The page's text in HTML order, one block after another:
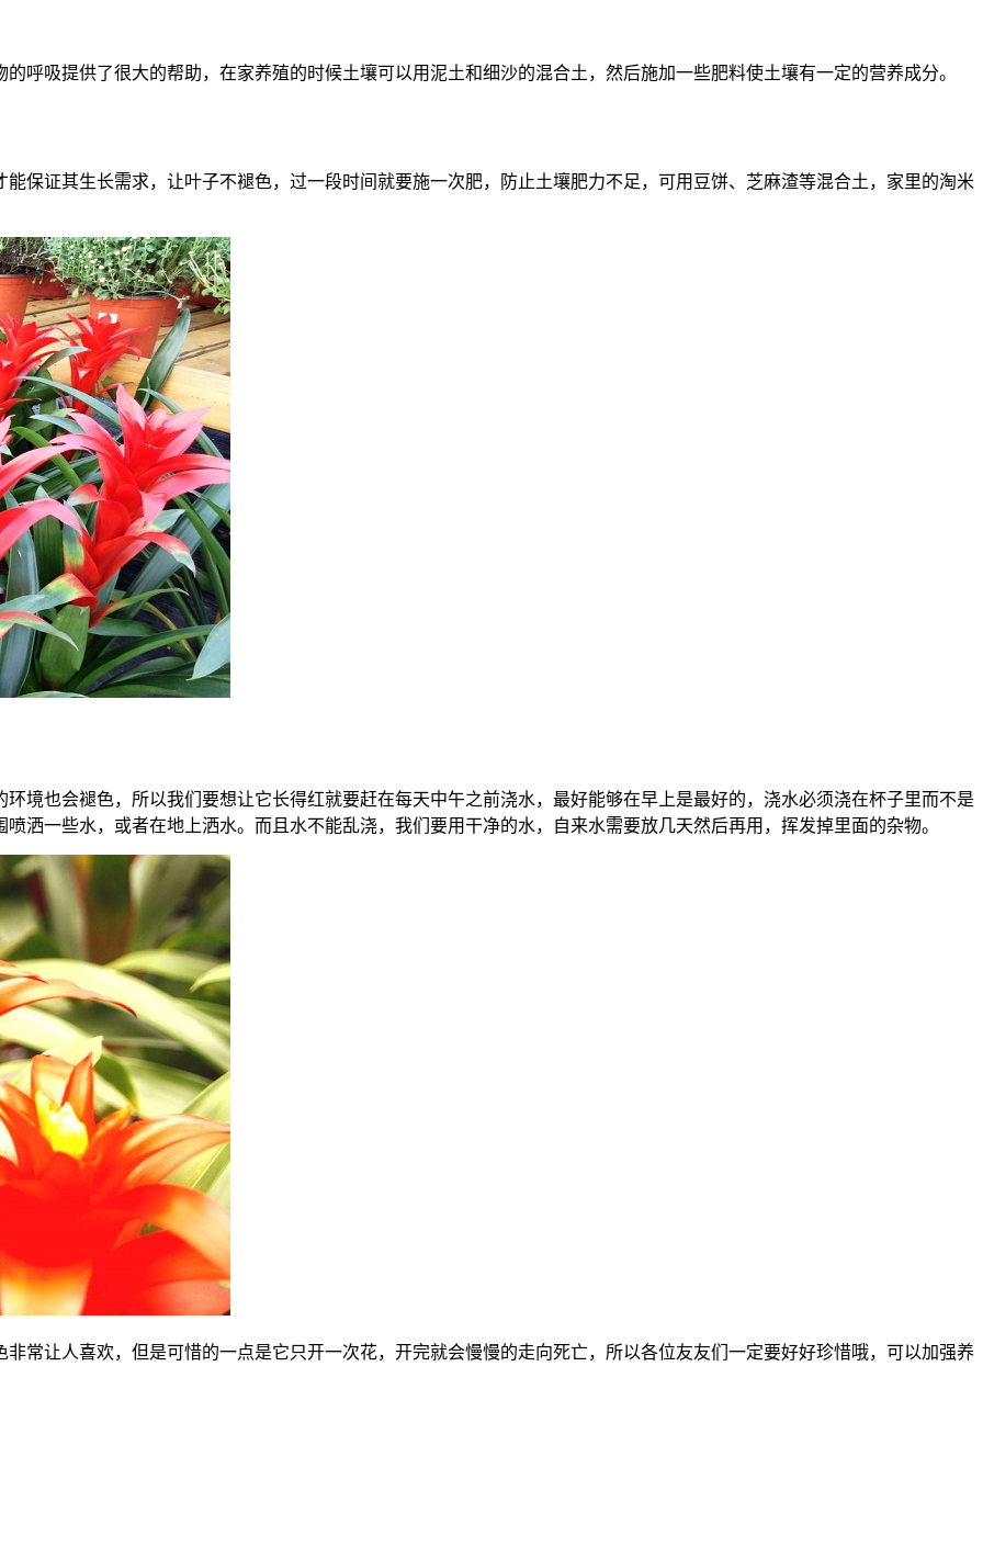
呼吸提供了很大的帮助，在家养殖的时候土壤可以用泥土和细沙的混合土，然后施加一些肥料使土壤有一定的营养成分。
保证其生长需求，让叶子不褪色，过一段时间就要施一次肥，防止土壤肥力不足，可用豆饼、芝麻渣等混合土，家里的淘米
境也会褪色，所以我们要想让它长得红就要赶在每天中午之前浇水，最好能够在早上是最好的，浇水必须浇在杯子里而不是
洒一些水，或者在地上洒水。而且水不能乱浇，我们要用干净的水，自来水需要放几天然后再用，挥发掉里面的杂物。
常让人喜欢，但是可惜的一点是它只开一次花，开完就会慢慢的走向死亡，所以各位友友们一定要好好珍惜哦，可以加强养